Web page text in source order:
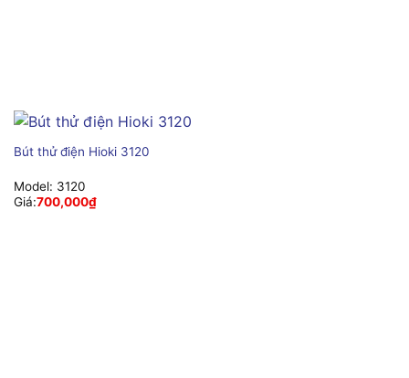
Bút thử điện Hioki 3120
Model: 3120
Giá:700,000₫